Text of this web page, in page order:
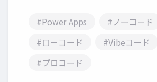
#Power Apps
#ノーコード
#ローコード
#Vibeコード
#プロコード